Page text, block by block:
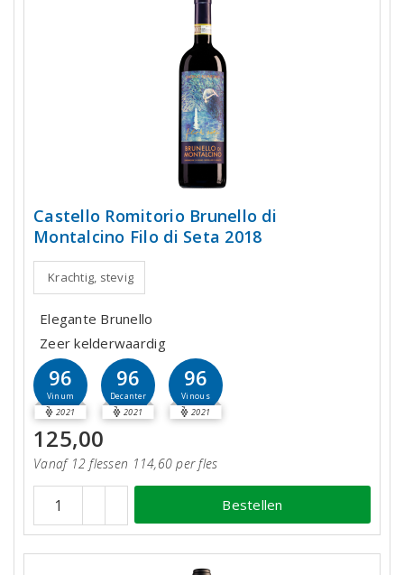
Castello Romitorio Brunello di
Montalcino Filo di Seta 2018
Krachtig, stevig
Elegante Brunello
Zeer kelderwaardig
96
Vinum
2021
96
Decanter
2021
96
Vinous
2021
125,00
Vanaf 12 flessen 114,60 per fles
Bestellen